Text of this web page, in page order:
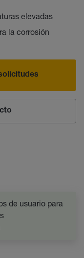
elevadas
la corrosión
de usuario para